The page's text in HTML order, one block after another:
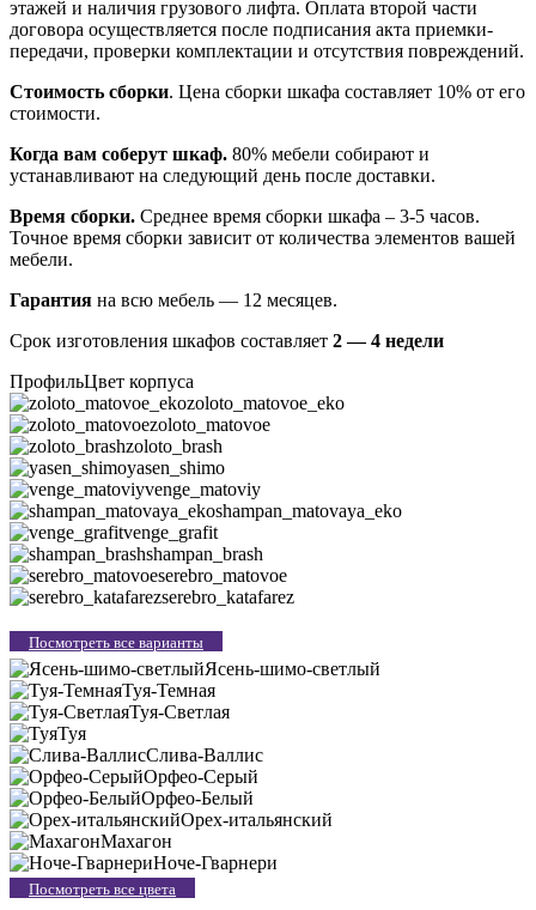
этажей и наличия грузового лифта. Оплата второй части
договора осуществляется после подписания акта приемки-
передачи, проверки комплектации и отсутствия повреждений.
Стоимость сборки. Цена сборки шкафа составляет 10% от его
стоимости.
Когда вам соберут шкаф. 80% мебели собирают и
устанавливают на следующий день после доставки.
Время сборки. Среднее время сборки шкафа – 3-5 часов.
Точное время сборки зависит от количества элементов вашей
мебели.
Гарантия на всю мебель — 12 месяцев.
Срок изготовления шкафов составляет 2 — 4 недели
ПрофильЦвет корпуса
zoloto_matovoe_eko
zoloto_matovoe
zoloto_brash
yasen_shimo
venge_matoviy
shampan_matovaya_eko
venge_grafit
shampan_brash
serebro_matovoe
serebro_katafarez
Посмотреть все варианты
Ясень-шимо-светлый
Туя-Темная
Туя-Светлая
Туя
Слива-Валлис
Орфео-Серый
Орфео-Белый
Орех-итальянский
Махагон
Ноче-Гварнери
Посмотреть все цвета